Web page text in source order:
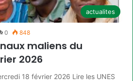
actualites
0 848
maliens du
2026
18 février 2026 Lire les UNES